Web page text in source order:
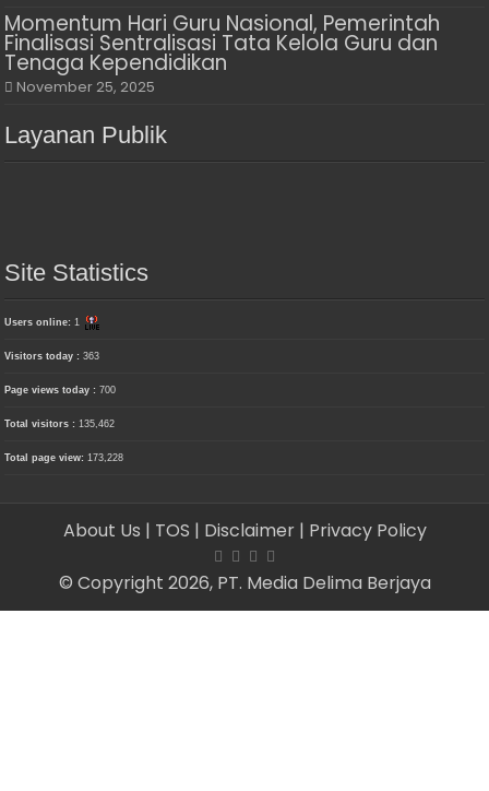
Momentum Hari Guru Nasional, Pemerintah
Finalisasi Sentralisasi Tata Kelola Guru dan
Tenaga Kependidikan
November 25, 2025
Layanan Publik
Site Statistics
Users online: 1
Visitors today :363
Page views today :700
Total visitors : 135,462
Total page view: 173,228
About Us | TOS | Disclaimer | Privacy Policy
© Copyright 2026, PT. Media Delima Berjaya